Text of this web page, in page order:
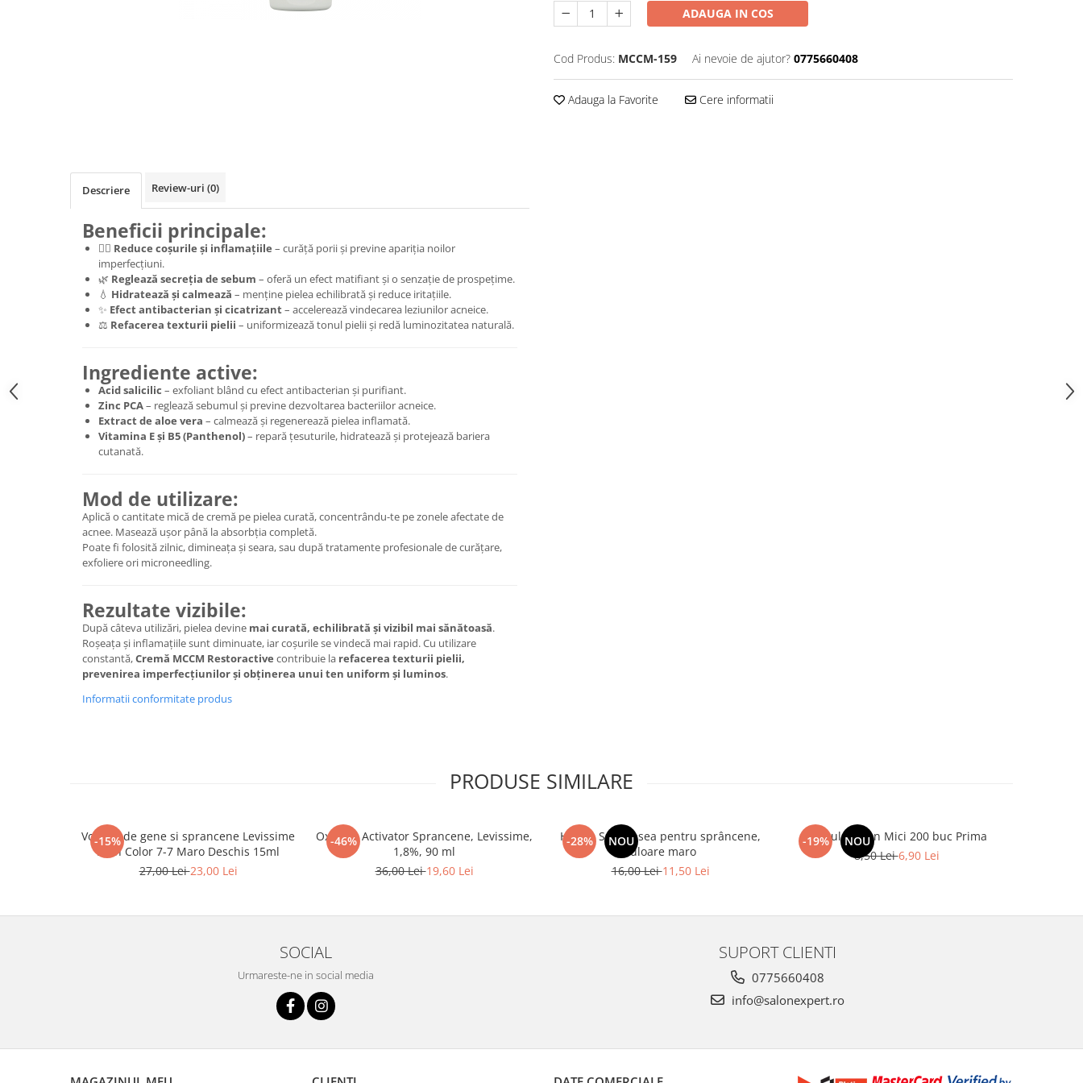
ADAUGA IN COS
Cod Produs: MCCM-159 Ai nevoie de ajutor? 0775660408
Adauga la Favorite Cere informatii
Descriere Review-uri (0)
Beneficii principale:
💆‍♀️ Reduce coșurile și inflamațiile – curăță porii și previne apariția noilor
imperfecțiuni.
🌿 Reglează secreția de sebum – oferă un efect matifiant și o senzație de prospețime.
💧 Hidratează și calmează – menține pielea echilibrată și reduce iritațiile.
✨ Efect antibacterian și cicatrizant– accelerează vindecarea leziunilor acneice.
⚖️ Refacerea texturii pielii – uniformizează tonul pielii și redă luminozitatea naturală.
Ingrediente active:
Acid salicilic – exfoliant blând cu efect antibacterian și purifiant.
Zinc PCA– reglează sebumul și previne dezvoltarea bacteriilor acneice.
Extract de aloe vera – calmează și regenerează pielea inflamată.
Vitamina E și B5 (Panthenol)– repară țesuturile, hidratează și protejează bariera
cutanată.
Mod de utilizare:
Aplică o cantitate mică de cremă pe pielea curată, concentrându-te pe zonele afectate de
acnee. Masează ușor până la absorbția completă.
Poate fi folosită zilnic, dimineața și seara, sau după tratamente profesionale de curățare,
exfoliere ori microneedling.
Rezultate vizibile:
După câteva utilizări, pielea devine mai curată, echilibrată și vizibil mai sănătoasă.
Roșeața și inflamațiile sunt diminuate, iar coșurile se vindecă mai rapid. Cu utilizare
constantă,Cremă MCCM Restoractive contribuie la refacerea texturii pielii,
prevenirea imperfecțiunilor și obținerea unui ten uniform și luminos.
Informatii conformitate produs
PRODUSE SIMILARE
-15%
Vopsea de gene si sprancene Levissime
Lash Color 7-7 Maro Deschis 15ml
27,00 Lei23,00 Lei
-46%
Oxidant Activator Sprancene, Levissime,
1,8%, 90 ml
36,00 Lei19,60 Lei
-28% NOU
Henna Set vopsea pentru sprâncene,
culoare maro
16,00 Lei11,50 Lei
-19% NOU
Spatule Lemn Mici 200 buc Prima
8,50 Lei6,90 Lei
SOCIAL
Urmareste-ne in social media
SUPORT CLIENTI
0775660408
info@salonexpert.ro